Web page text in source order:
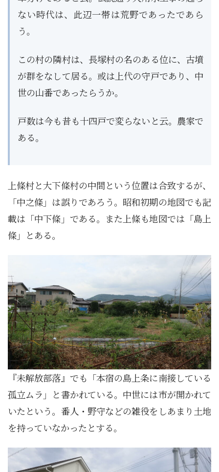
ない時代は、此辺一帯は荒野であったであら
う。
この村の隣村は、長塚村の名のある位に、古墳
が群をなして居る。或は上代の守戸であり、中
世の山番であったらうか。
戸数は今も昔も十四戸で変らないと云。農家で
ある。
上條村と大下條村の中間という位置は合致するが、
「中之條」は誤りであろう。昭和初期の地図でも記
載は「中下條」である。また上條も地図では「島上
條」とある。
『未解放部落』でも「本宿の島上条に南接している
孤立ムラ」と書かれている。中世には市が開かれて
いたという。番人・野守などの雑役をしあまり土地
を持っていなかったとする。